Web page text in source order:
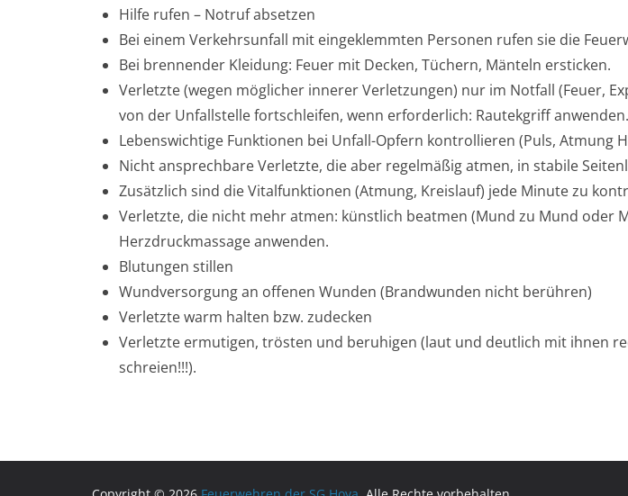
Hilfe rufen – Notruf absetzen
Bei einem Verkehrsunfall mit eingeklemmten Personen rufen sie die
Bei brennender Kleidung: Feuer mit Decken, Tüchern, Mänteln ersticken.
Verletzte (wegen möglicher innerer Verletzungen) nur im Notfall (Feuer,
von der Unfallstelle fortschleifen, wenn erforderlich: Rautekgriff anwenden.
Lebenswichtige Funktionen bei Unfall-Opfern kontrollieren (Puls, Atmung
Nicht ansprechbare Verletzte, die aber regelmäßig atmen, in stabile
Zusätzlich sind die Vitalfunktionen (Atmung, Kreislauf) jede Minute zu
Verletzte, die nicht mehr atmen: künstlich beatmen (Mund zu Mund oder
Herzdruckmassage anwenden.
Blutungen stillen
Wundversorgung an offenen Wunden (Brandwunden nicht berühren)
Verletzte warm halten bzw. zudecken
Verletzte ermutigen, trösten und beruhigen (laut und deutlich mit ihnen
schreien!!!).